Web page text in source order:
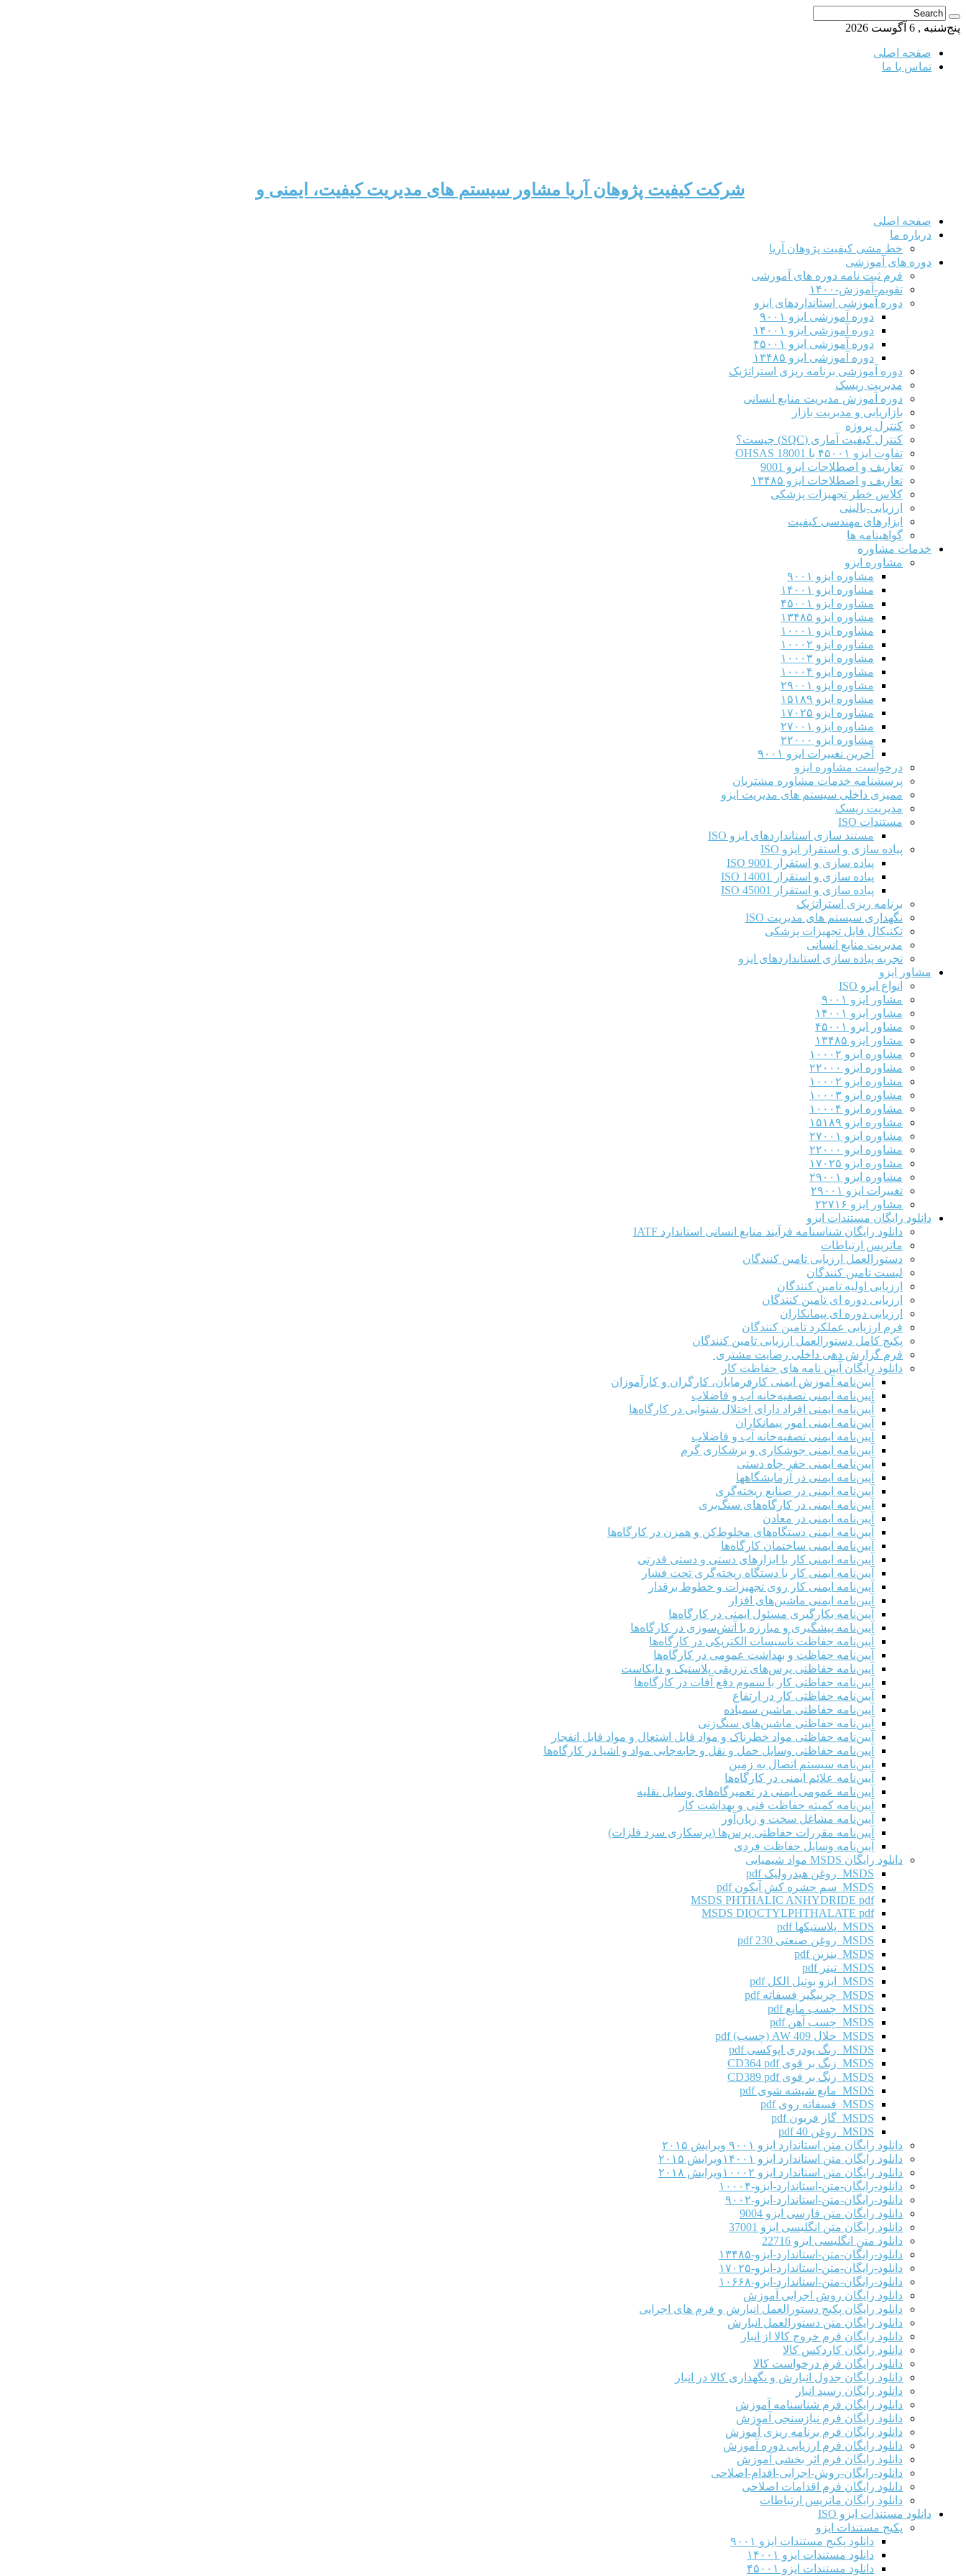
پنج‌شنبه , 6 آگوست 2026
صفحه اصلی
تماس با ما
شرکت کیفیت پژوهان آریا مشاور سیستم های مدیریت کیفیت، ایمنی و
صفحه اصلی
درباره ما
خط مشی کیفیت پژوهان آریا
دوره های آموزشی
فرم ثبت نامه دوره های آموزشی
تقویم-آموزش-۱۴۰۰
دوره آموزشی استانداردهای ایزو
دوره آموزشی ایزو ۹۰۰۱
دوره آموزشی ایزو ۱۴۰۰۱
دوره آموزشی ایزو ۴۵۰۰۱
دوره آموزشی ایزو ۱۳۴۸۵
دوره آموزشی برنامه ریزی استراتژیک
مدیریت ریسک
دوره آموزش مدیریت منابع انسانی
بازاریابی و مدیریت بازار
کنترل پروژه
کنترل کیفیت آماری (SQC) چیست؟
تفاوت ایزو ۴۵۰۰۱ با OHSAS 18001
تعاریف و اصطلاحات ایزو 9001
تعاریف و اصطلاحات ایزو ۱۳۴۸۵
کلاس خطر تجهیزات پزشکی
ارزیابی-بالینی
ابزارهای مهندسی کیفیت
گواهینامه ها
خدمات مشاوره
مشاوره ایزو
مشاوره ایزو ۹۰۰۱
مشاوره ایزو ۱۴۰۰۱
مشاوره ایزو ۴۵۰۰۱
مشاوره ایزو ۱۳۴۸۵
مشاوره ایزو ۱۰۰۰۱
مشاوره ایزو ۱۰۰۰۲
مشاوره ایزو ۱۰۰۰۳
مشاوره ایزو ۱۰۰۰۴
مشاوره ایزو ۲۹۰۰۱
مشاوره ایزو ۱۵۱۸۹
مشاوره ایزو ۱۷۰۲۵
مشاوره ایزو ۲۷۰۰۱
مشاوره ایزو ۲۲۰۰۰
آخرین تغییرات ایزو ۹۰۰۱
درخواست مشاوره ایزو
پرسشنامه خدمات مشاوره مشتریان
ممیزی داخلی سیستم های مدیریت ایزو
مدیریت ریسک
مستندات ISO
مستند سازی استانداردهای ایزو ISO
پیاده سازی و استقرار ایزو ISO
پیاده سازی و استقرار ISO 9001​
پیاده سازی و استقرار ISO 14001
پیاده سازی و استقرار ISO 45001
برنامه ریزی استراتژیک
نگهداری سیستم های مدیریت ISO
تکنیکال فایل تجهیزات پزشکی
مدیریت منابع انسانی
تجربه پیاده سازی استانداردهای ایزو
مشاور ایزو
انواع ایزو ISO
مشاور ایزو ۹۰۰۱
مشاور ایزو ۱۴۰۰۱
مشاور ایزو ۴۵۰۰۱
مشاور ایزو ۱۳۴۸۵
مشاوره ایزو ۱۰۰۰۲
مشاوره ایزو ۲۲۰۰۰
مشاوره ایزو ۱۰۰۰۲
مشاوره ایزو ۱۰۰۰۳
مشاوره ایزو ۱۰۰۰۴
مشاوره ایزو ۱۵۱۸۹
مشاوره ایزو ۲۷۰۰۱
مشاوره ایزو ۲۲۰۰۰
مشاوره ایزو ۱۷۰۲۵
مشاوره ایزو ۲۹۰۰۱
تغییرات ایزو ۲۹۰۰۱
مشاور ایزو ۲۲۷۱۶
دانلود رایگان مستندات ایزو
دانلود رایگان شناسنامه فرآیند منابع انسانی استاندارد IATF
ماتریس ارتباطات
دستورالعمل ارزیابی تامین کنندگان
لیست تامین کنندگان
ارزیابی اولیه تامین کنندگان
ارزیابی دوره ای تامین کنندگان
ارزیابی دوره ای پیمانکاران
فرم ارزيابی عملکرد تامین کنندگان
پکیج کامل دستورالعمل ارزیابی تامین کنندگان
فرم گزارش دهی داخلی رضایت مشتری
دانلود رایگان آیین نامه های حفاظت کار
آیین‌نامه آموزش ایمنی کارفرمایان، کارگران و کارآموزان
آیین‌نامه ایمنی تصفیه‌خانه آب و فاضلاب
آیین‌نامه ایمنی افراد دارای اختلال شنوایی در کارگاه‌ها
آیین‌نامه ایمنی امور پیمانکاران
آیین‌نامه ایمنی تصفیه‌خانه آب و فاضلاب
آیین‌نامه ایمنی جوشکاری و برشکاری گرم
آیین‌نامه ایمنی حفر چاه دستی
آیین‌نامه ایمنی در آزمایشگاهها
آیین‌نامه ایمنی در صنایع ریخته‌گری
آیین‌نامه ایمنی در کارگاه‌های سنگ‌بری
آیین‌نامه ایمنی در معادن
آیین‌نامه ایمنی دستگاه‌های مخلوط‌کن و همزن در کارگاه‌ها
آیین‌نامه ایمنی ساختمان کارگاه‌ها
آیین‌نامه ایمنی کار با ابزارهای دستی و دستی قدرتی
آیین‌نامه ایمنی کار با دستگاه ریخته‌گری تحت فشار
آیین‌نامه ایمنی کار روی تجهیزات و خطوط برقدار
آیین‌نامه ایمنی ماشین‌های افزار
آیین‌نامه بکارگیری مسئول ایمنی در کارگاه‌ها
آیین‌نامه پیشگیری و مبارزه با آتش‌سوزی در کارگاه‌ها
آیین‌نامه حفاظت تأسیسات الکتریکی در کارگاه‌ها
آیین‌نامه حفاظت و بهداشت عمومی در کارگاه‌ها
آیین‌نامه حفاظتی پرس‌های تزریقی پلاستیک و دایکاست
آیین‌نامه حفاظتی کار با سموم دفع آفات در کارگاه‌ها
آیین‌نامه حفاظتی کار در ارتفاع
آیین‌نامه حفاظتی ماشین سمباده
آیین‌نامه حفاظتی ماشین‌های سنگ‌زنی
آیین‌نامه حفاظتی مواد خطرناک و مواد قابل اشتعال و مواد قابل انفجار
آیین‌نامه حفاظتی وسایل حمل و نقل و جابه‌جایی مواد و اشیا در کارگاه‌ها
آیین‌نامه سیستم اتصال به زمین
آیین‌نامه علائم ایمنی در کارگاه‌ها
آیین‌نامه عمومی ایمنی در تعمیرگاه‌های وسایل نقلیه
آیین‌نامه کمیته حفاظت فنی و بهداشت کار
آیین‌نامه مشاغل سخت و زیان‌آور
آیین‌نامه مقررات حفاظتی پرس‌ها (پرسکاری سرد فلزات)
آیین‌نامه وسایل حفاظت فردی
دانلود رایگان MSDS مواد شیمیایی
MSDS روغن هیدرولیک pdf
MSDS سم حشره کش آیکون pdf
MSDS PHTHALIC ANHYDRIDE pdf
MSDS DIOCTYLPHTHALATE pdf
MSDS پلاستیکها pdf
MSDS روغن صنعتی 230 pdf
MSDS بنزین pdf
MSDS تینر pdf
MSDS ایزو بوتیل الکل pdf
MSDS چربیگیر فسفاته pdf
MSDS چسب مایع pdf
MSDS چسب آهن pdf
MSDS حلال AW 409 (چسب) pdf
MSDS رنگ پودری اپوکسی pdf
MSDS زنگ بر قوی CD364 pdf
MSDS زنگ بر قوی CD389 pdf
MSDS مایع شیشه شوی pdf
MSDS فسفاته روی pdf
MSDS گاز فریون pdf
MSDS روغن 40 pdf
دانلود رایگان متن استاندارد ایزو ۹۰۰۱ ویرایش ۲۰۱۵
دانلود رایگان متن استاندارد ایزو ۱۴۰۰۱ویرایش ۲۰۱۵
دانلود رایگان متن استاندارد ایزو ۱۰۰۰۲ویرایش ۲۰۱۸
دانلود-رایگان-متن-استاندارد-ایزو-۱۰۰۰۴
دانلود-رایگان-متن-استاندارد-ایزو-۹۰۰۲
دانلود رایگان متن فارسی ایزو 9004
دانلود رایگان متن انگلیسی ایزو 37001
دانلود متن انگلیسی ایزو 22716
دانلود-رایگان-متن-استاندارد-ایزو-۱۳۴۸۵
دانلود-رایگان-متن-استاندارد-ایزو-۱۷۰۲۵
دانلود-رایگان-متن-استاندارد-ایزو-۱۰۶۶۸
دانلود رایگان روش اجرایی آموزش
دانلود رایگان پکیج دستورالعمل انبارش و فرم های اجرایی
دانلود رایگان متن دستورالعمل انبارش
دانلود رایگان فرم خروج کالا از انبار
دانلود رایگان کاردکس کالا
دانلود رایگان فرم درخواست کالا
دانلود رایگان جدول انبارش و نگهداری کالا در انبار
دانلود رایگان رسید انبار
دانلود رایگان فرم شناسنامه آموزش
دانلود رایگان فرم نیازسنجی آموزش
دانلود رایگان فرم برنامه ریزی آموزش
دانلود رایگان فرم ارزیابی دوره آموزش
دانلود رایگان فرم اثر بخشی آموزش
دانلود-رایگان-روش-اجرایی-اقدام-اصلاحی
دانلود رایگان فرم اقدامات اصلاحی
دانلود رایگان ماتریس ارتباطات
دانلود مستندات ایزو ISO
پکیج مستندات ایزو
دانلود پکیج مستندات ایزو ۹۰۰۱
دانلود مستندات ایزو ۱۴۰۰۱
دانلود مستندات ایزو ۴۵۰۰۱